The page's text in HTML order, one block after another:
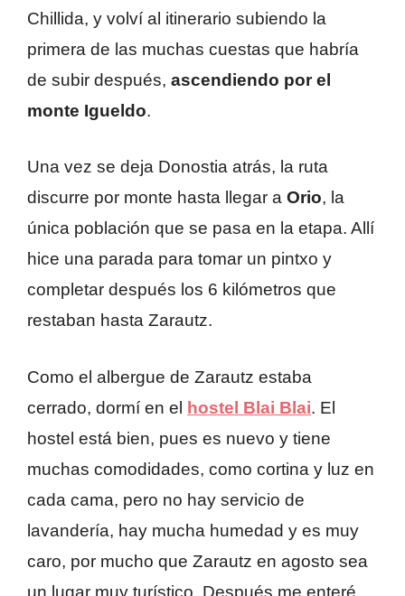
Chillida, y volví al itinerario subiendo la
primera de las muchas cuestas que habría
de subir después, ascendiendo por el
monte Igueldo.
Una vez se deja Donostia atrás, la ruta
discurre por monte hasta llegar a Orio, la
única población que se pasa en la etapa. Allí
hice una parada para tomar un pintxo y
completar después los 6 kilómetros que
restaban hasta Zarautz.
Como el albergue de Zarautz estaba
cerrado, dormí en el hostel Blai Blai. El
hostel está bien, pues es nuevo y tiene
muchas comodidades, como cortina y luz en
cada cama, pero no hay servicio de
lavandería, hay mucha humedad y es muy
caro, por mucho que Zarautz en agosto sea
un lugar muy turístico. Después me enteré